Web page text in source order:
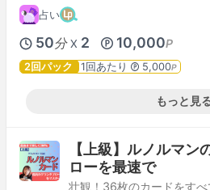
占い
50分 X 2 10,000P
2回パック 1回あたり 5,000P
もっと見
【上級】ルノルマン
ローを最速で
壮観！36枚のカードをす